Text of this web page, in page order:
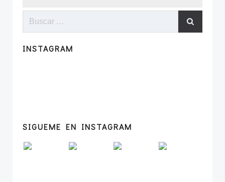
Buscar:
INSTAGRAM
SIGUEME EN INSTAGRAM